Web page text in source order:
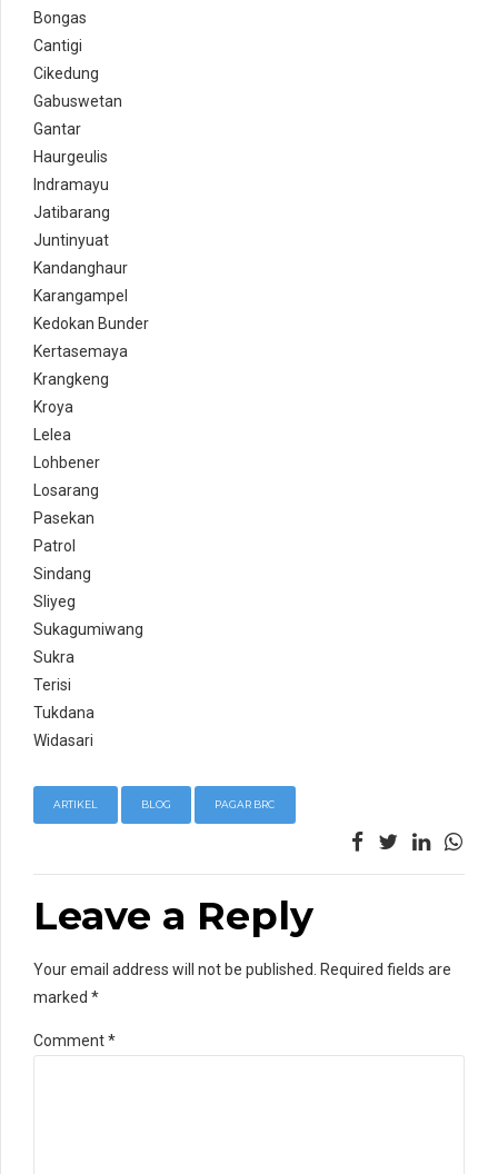
Bongas
Cantigi
Cikedung
Gabuswetan
Gantar
Haurgeulis
Indramayu
Jatibarang
Juntinyuat
Kandanghaur
Karangampel
Kedokan Bunder
Kertasemaya
Krangkeng
Kroya
Lelea
Lohbener
Losarang
Pasekan
Patrol
Sindang
Sliyeg
Sukagumiwang
Sukra
Terisi
Tukdana
Widasari
ARTIKEL BLOG PAGAR BRC
Leave a Reply
Your email address will not be published. Required fields are
marked *
Comment*